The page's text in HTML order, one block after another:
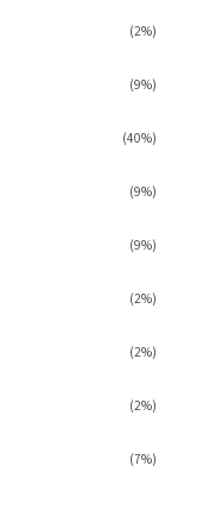
(2%)
(9%)
(40%)
(9%)
(9%)
(2%)
(2%)
(2%)
(7%)